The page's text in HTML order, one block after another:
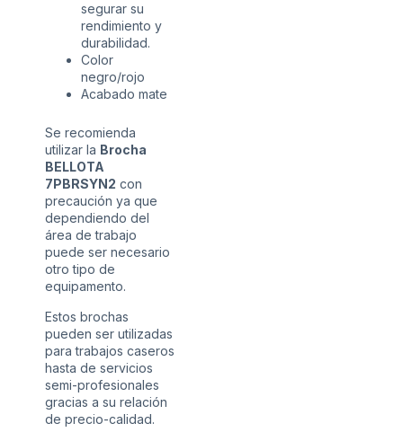
segurar su
rendimiento y
durabilidad.
Color
negro/rojo
Acabado mate
Se recomienda
utilizar la Brocha
BELLOTA
7PBRSYN2 con
precaución ya que
dependiendo del
área de trabajo
puede ser necesario
otro tipo de
equipamento.
Estos brochas
pueden ser utilizadas
para trabajos caseros
hasta de servicios
semi-profesionales
gracias a su relación
de precio-calidad.